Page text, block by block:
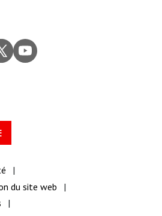
youtu
be
du site web